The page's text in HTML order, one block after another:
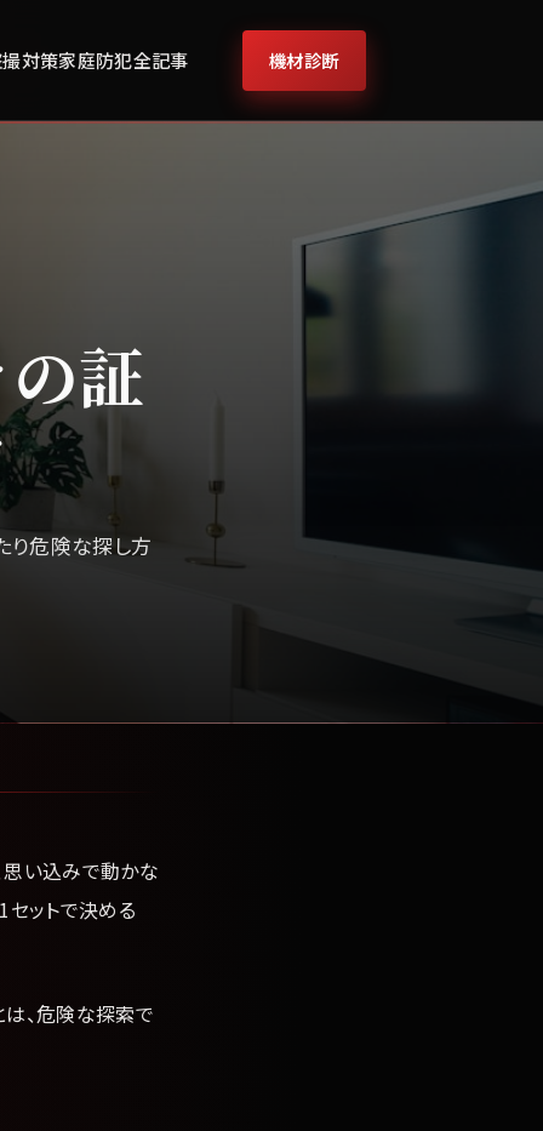
対策家庭防犯全記事 機材診断
証
り危険な探し方
い込みで動かな
セットで決める
、危険な探索で